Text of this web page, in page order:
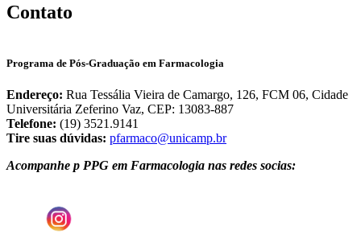
Contato
Programa de Pós-Graduação em Farmacologia
Endereço: Rua Tessália Vieira de Camargo, 126, FCM 06, Cidade
Universitária Zeferino Vaz, CEP: 13083-887
Telefone: (19) 3521.9141
Tire suas dúvidas: pfarmaco@unicamp.br
Acompanhe p PPG em Farmacologia nas redes socias: